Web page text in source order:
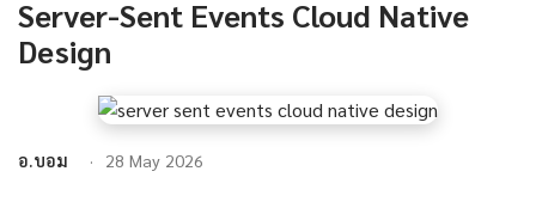
Server-Sent Events Cloud Native
Design
อ.บอม 28 May 2026